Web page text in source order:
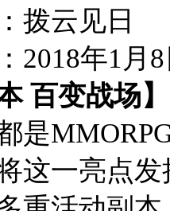
拨云见日
2018年1月
百变战场】
是
这一亮点